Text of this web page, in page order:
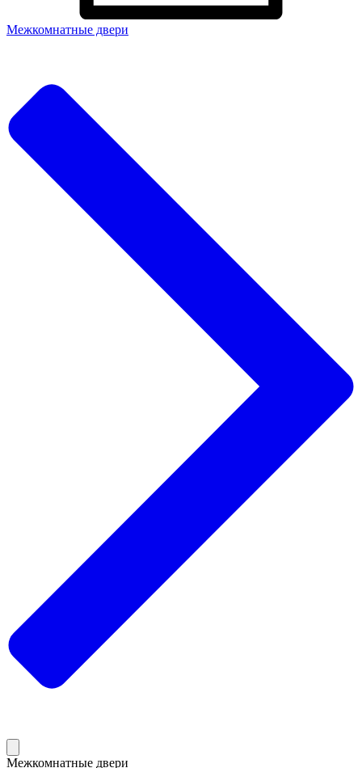
Межкомнатные двери
Межкомнатные двери